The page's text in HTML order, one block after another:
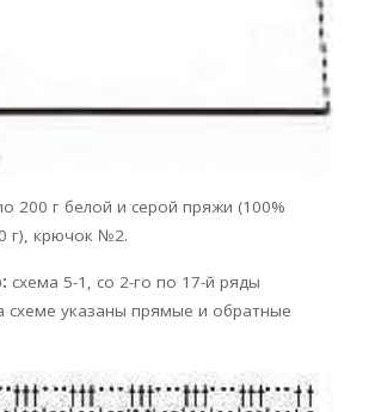
200 г белой и серой пряжи (100%
г), крючок №2.
схема 5-1, со 2-го по 17-й ряды
схеме указаны прямые и обратные